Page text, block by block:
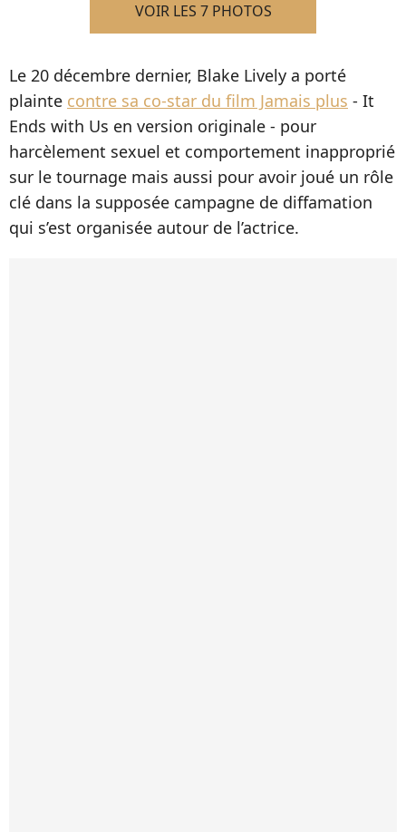
VOIR LES 7 PHOTOS
Le 20 décembre dernier, Blake Lively a porté
plainte contre sa co-star du film Jamais plus - It
Ends with Us en version originale - pour
harcèlement sexuel et comportement inapproprié
sur le tournage mais aussi pour avoir joué un rôle
clé dans la supposée campagne de diffamation
qui s’est organisée autour de l’actrice.